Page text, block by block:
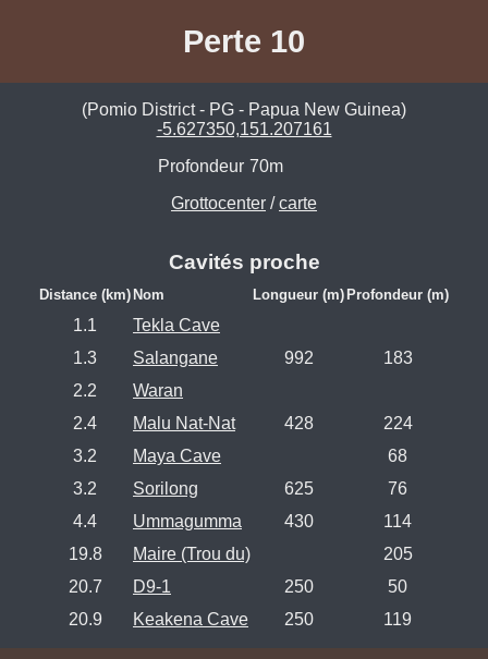
Perte 10
(Pomio District - PG - Papua New Guinea)
-5.627350,151.207161
Profondeur 70m
Grottocenter /carte
Cavités proche
Distance (km) Nom Longueur (m) Profondeur (m)
1.1
Tekla Cave
1.3
Salangane 992
183
2.2
Waran
2.4
Malu Nat-Nat 428
224
3.2
Maya Cave
68
3.2
Sorilong 625
76
4.4
Ummagumma 430
114
19.8
Maire (Trou du)
205
20.7
D9-1 250
50
20.9
Keakena Cave 250 119